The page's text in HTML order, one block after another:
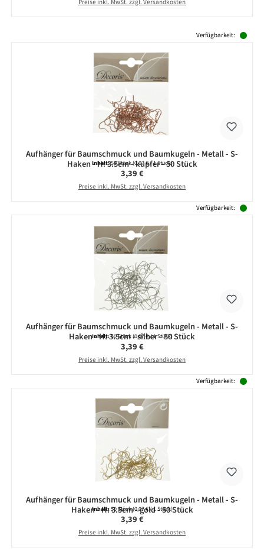
Preise inkl. MwSt. zzgl. Versandkosten
Verfügbarkeit:
Aufhänger für Baumschmuck und Baumkugeln - Metall - S-
Haken - H: 3.5cm - kupfer - 50 Stück
Inhalt:50 Stück(0,07 € / 1 Stück)
Regulärer Preis:
3,39 €
Preise inkl. MwSt. zzgl. Versandkosten
Verfügbarkeit:
Aufhänger für Baumschmuck und Baumkugeln - Metall - S-
Haken - H: 3.5cm - silber - 50 Stück
Inhalt:50 Stück(0,07 € / 1 Stück)
Regulärer Preis:
3,39 €
Preise inkl. MwSt. zzgl. Versandkosten
Verfügbarkeit:
Aufhänger für Baumschmuck und Baumkugeln - Metall - S-
Haken - H: 3.5cm - gold - 50 Stück
Inhalt:50 Stück(0,07 € / 1 Stück)
Regulärer Preis:
3,39 €
Preise inkl. MwSt. zzgl. Versandkosten